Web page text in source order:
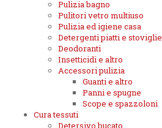
Pulizia bagno
Pulitori vetro multiuso
Pulizia ed igiene casa
Detergenti piatti e stoviglie
Deodoranti
Insetticidi e altro
Accessori pulizia
Guanti e altro
Panni e spugne
Scope e spazzoloni
Cura tessuti
Detersivo bucato